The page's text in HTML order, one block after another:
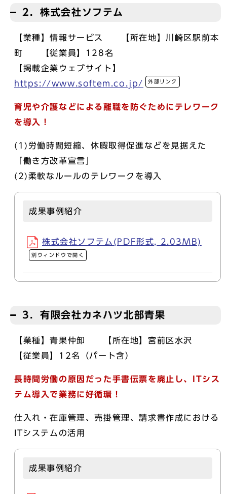
2．株式会社ソフテム
【業種】情報サービス 【所在地】川崎区駅前本
町 【従業員】128名
【掲載企業ウェブサイト】
https://www.softem.co.jp/
外部リンク
育児や介護などによる離職を防ぐためにテレワーク
を導入！
(1)労働時間短縮、休暇取得促進などを見据えた
「働き方改革宣言」
(2)柔軟なルールのテレワークを導入
成果事例紹介
株式会社ソフテム(PDF形式, 2.03MB)
別ウィンドウで開く
3．有限会社カネハツ北部青果
【業種】青果仲卸 【所在地】宮前区水沢
【従業員】12名（パート含）
長時間労働の原因だった手書伝票を廃止し、ITシス
テム導入で業務に好循環！
仕入れ・在庫管理、売掛管理、請求書作成における
ITシステムの活用
成果事例紹介